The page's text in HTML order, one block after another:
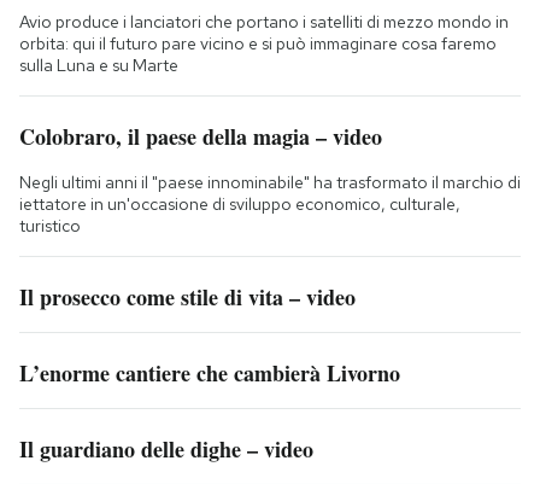
Avio produce i lanciatori che portano i satelliti di mezzo mondo in
orbita: qui il futuro pare vicino e si può immaginare cosa faremo
sulla Luna e su Marte
Colobraro, il paese della magia – video
Negli ultimi anni il "paese innominabile" ha trasformato il marchio di
iettatore in un'occasione di sviluppo economico, culturale,
turistico
Il prosecco come stile di vita – video
L’enorme cantiere che cambierà Livorno
Il guardiano delle dighe – video